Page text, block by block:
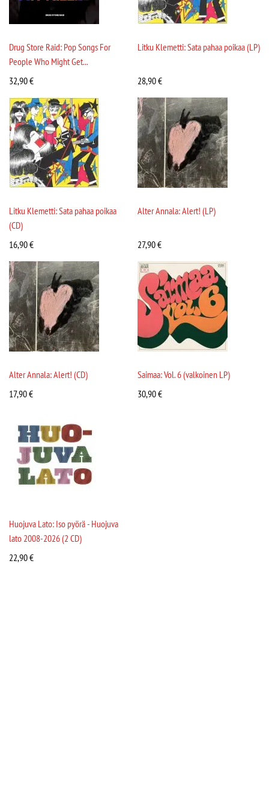
Drug Store Raid: Pop Songs For
People Who Might Get...
32,90€
Litku Klemetti: Sata pahaa poikaa (LP)
28,90€
Litku Klemetti: Sata pahaa poikaa
(CD)
16,90€
Alter Annala: Alert! (LP)
27,90€
Alter Annala: Alert! (CD)
17,90€
Saimaa: Vol. 6 (valkoinen LP)
30,90€
Huojuva Lato: Iso pyörä - Huojuva
lato 2008-2026 (2 CD)
22,90€